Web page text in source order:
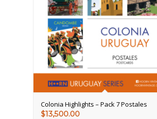
Colonia Highlights – Pack 7 Postales
$13,500.00